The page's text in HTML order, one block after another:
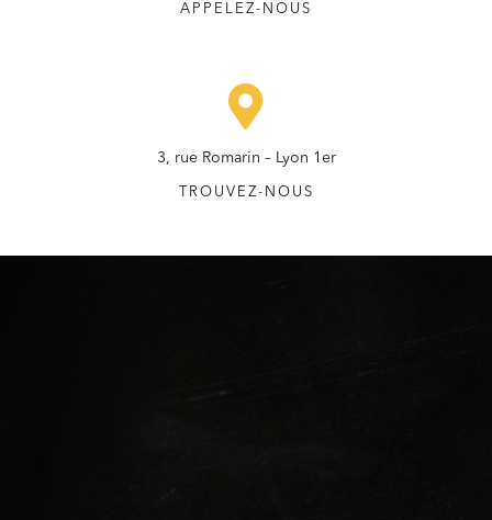
APPELEZ-NOUS
3, rue Romarin – Lyon 1er
TROUVEZ-NOUS